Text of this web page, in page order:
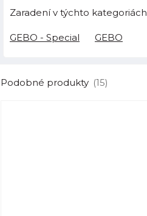
Zaradení v týchto kategoriách
GEBO - Special GEBO
Podobné produkty (15)